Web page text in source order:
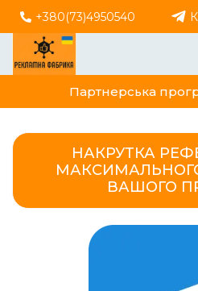
+380(73)4950540
Партнерська
НАКРУТКА
ВАШОГО